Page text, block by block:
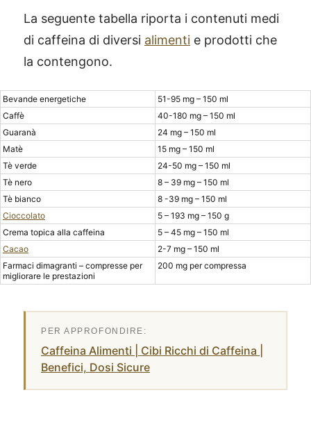
La seguente tabella riporta i contenuti medi
di caffeina di diversi alimenti e prodotti che
la contengono.
Bevande energetiche
51-95 mg – 150 ml
Caffè
40-180 mg – 150 ml
Guaranà
24 mg – 150 ml
Matè
15 mg – 150 ml
Tè verde
24-50 mg – 150 ml
Tè nero
8 – 39 mg – 150 ml
Tè bianco
8 -39 mg – 150 ml
Cioccolato
5 – 193 mg – 150 g
Crema topica alla caffeina
5 – 45 mg – 150 ml
Cacao
2-7 mg – 150 ml
Farmaci dimagranti – compresse per
migliorare le prestazioni
200 mg per compressa
Caffeina Alimenti | Cibi Ricchi di Caffeina |
Benefici, Dosi Sicure